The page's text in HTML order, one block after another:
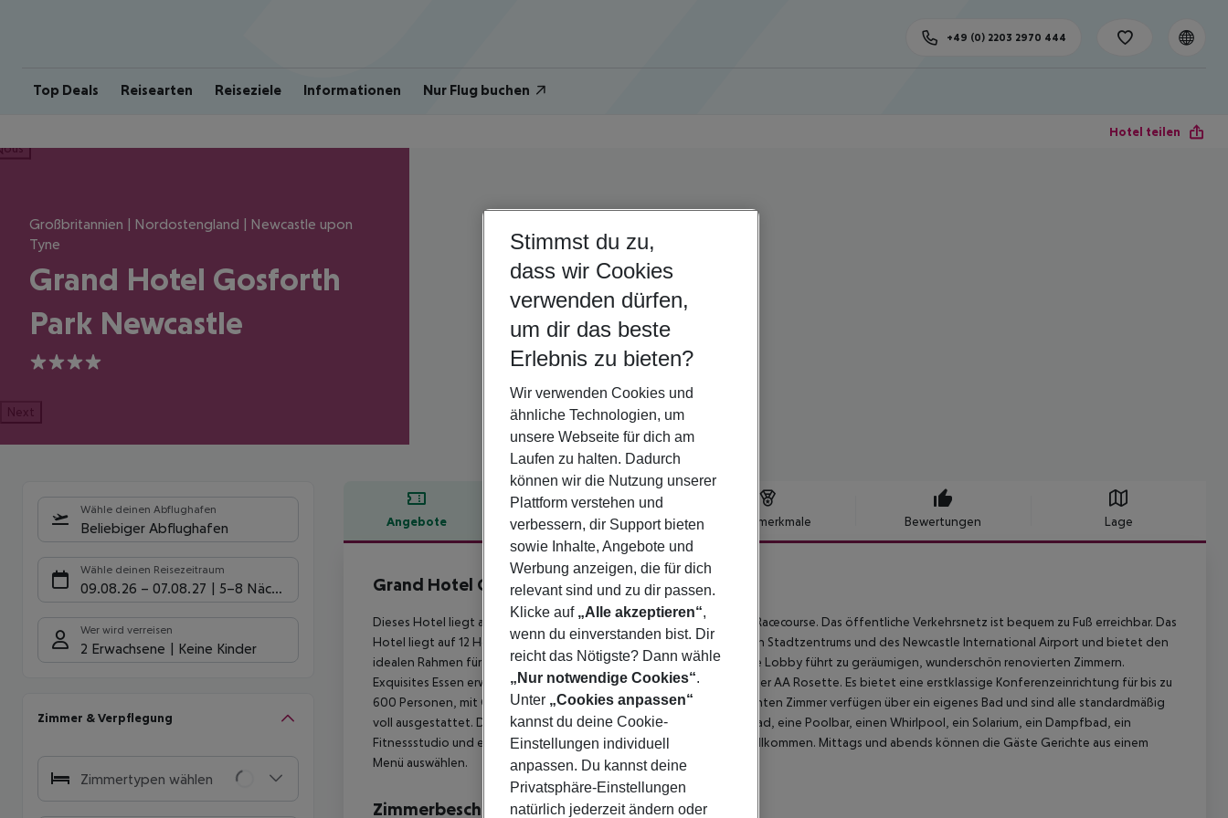
Top Deals Reisearten Reiseziele Informationen Nur Flug buchen
+49 (0) 2203 2970 444
Hotel teilen
Großbritannien | Nordostengland | Newcastle upon
Tyne
Grand Hotel Gosforth
Park Newcastle
4
Next
Wähle deinen Abflughafen
Beliebiger Abflughafen
Wähle deinen Reisezeitraum
09.08.26 – 07.08.27 5-8 Nächte
Wer wird verreisen
2 Erwachsene Keine Kinder
Zimmer & Verpflegung
Zimmertypen wählen
Angebote Hotelbeschreibung Hotelmerkmale Bewertungen Lage
Hotelbeschreibung
Grand Hotel Gosforth Park Newcastle
Dieses Hotel liegt außerhalb des Zentrums, direkt an der Newcastle Racecourse. Das öffentliche Verkehrsnetz ist bequem zu Fuß erreichbar. Das
Hotel liegt auf 12 Hektar Parklandschaft in der Nähe des pulsierenden Stadtzentrums und des Newcastle International Airport und bietet den
idealen Rahmen für Kurzaufenthalte und Geschäftsreisen. Die schicke Lobby führt zu geräumigen, wunderschön renovierten Zimmern.
Exquisites Essen erwartet euch im Park Restaurant, dem Gewinner einer AA Rosette. Es bietet eine erstklassige Konferenzeinrichtung für bis zu
600 Personen, mit Catering und einer Executive Lounge. Die charmanten Zimmer verfügen über ein eigenes Bad und sind alle standardmäßig
voll ausgestattet. Das Hotel bietet einen eigenen Pool, ein Hallenbad, eine Poolbar, einen Whirlpool, ein Solarium, ein Dampfbad, ein
Fitnessstudio und eine Sauna. Die Gäste sind am Frühstücksbuffet willkommen. Mittags und abends können die Gäste Gerichte aus einem
Menü auswählen.
Zimmerbeschreibung
Stimmst du zu,
dass wir Cookies
verwenden dürfen,
um dir das beste
Erlebnis zu bieten?
Wir verwenden Cookies und
ähnliche Technologien, um
unsere Webseite für dich am
Laufen zu halten. Dadurch
können wir die Nutzung unserer
Plattform verstehen und
verbessern, dir Support bieten
sowie Inhalte, Angebote und
Werbung anzeigen, die für dich
relevant sind und zu dir passen.
Klicke auf „Alle akzeptieren“,
wenn du einverstanden bist. Dir
reicht das Nötigste? Dann wähle
„Nur notwendige Cookies“.
Unter „Cookies anpassen“
kannst du deine Cookie-
Einstellungen individuell
anpassen. Du kannst deine
Privatsphäre-Einstellungen
natürlich jederzeit ändern oder